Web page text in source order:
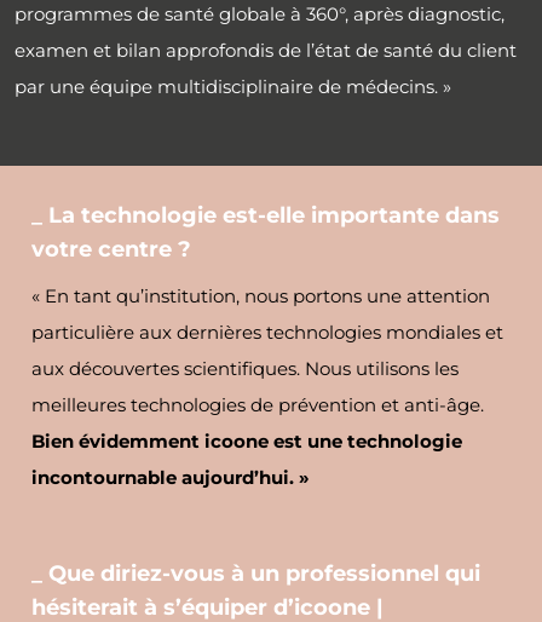
programmes de santé globale à 360°, après diagnostic,
examen et bilan approfondis de l’état de santé du client
par une équipe multidisciplinaire de médecins. »
_ La technologie est-elle importante dans
votre centre ?
« En tant qu’institution, nous portons une attention
particulière aux dernières technologies mondiales et
aux découvertes scientifiques. Nous utilisons les
meilleures technologies de prévention et anti-âge.
Bien évidemment icoone est une technologie
incontournable aujourd’hui. »
_ Que diriez-vous à un professionnel qui
hésiterait à s’équiper d’icoone |